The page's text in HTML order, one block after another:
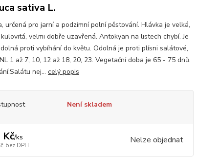
sativa L.
určená pro jarní a podzimní polní pěstování. Hlávka je velká,
velmi dobře uzavřená. Antokyan na listech chybí. Je
proti vybíhání do květu. Odolná je proti plísni salátové,
1 až 7, 10, 12 až 18, 20, 23. Vegetační doba je 65 - 75 dnů.
nej... celý popis
Není skladem
Kč/ks
bez DPH Nelze objednat